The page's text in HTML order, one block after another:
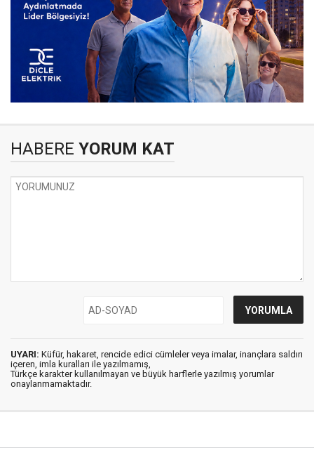
HABERE YORUM KAT
UYARI: Küfür, hakaret, rencide edici cümleler veya imalar, inançlara saldırı
içeren, imla kuralları ile yazılmamış,
Türkçe karakter kullanılmayan ve büyük harflerle yazılmış yorumlar
onaylanmamaktadır.